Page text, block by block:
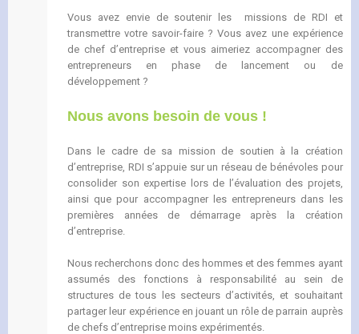
Vous avez envie de soutenir les missions de RDI et
transmettre votre savoir-faire ? Vous avez une expérience
de chef d’entreprise et vous aimeriez accompagner des
entrepreneurs en phase de lancement ou de
développement ?
Nous avons besoin de vous !
Dans le cadre de sa mission de soutien à la création
d’entreprise, RDI s’appuie sur un réseau de bénévoles pour
consolider son expertise lors de l’évaluation des projets,
ainsi que pour accompagner les entrepreneurs dans les
premières années de démarrage après la création
d’entreprise.
Nous recherchons donc des hommes et des femmes ayant
assumés des fonctions à responsabilité au sein de
structures de tous les secteurs d’activités, et souhaitant
partager leur expérience en jouant un rôle de parrain auprès
de chefs d’entreprise moins expérimentés.